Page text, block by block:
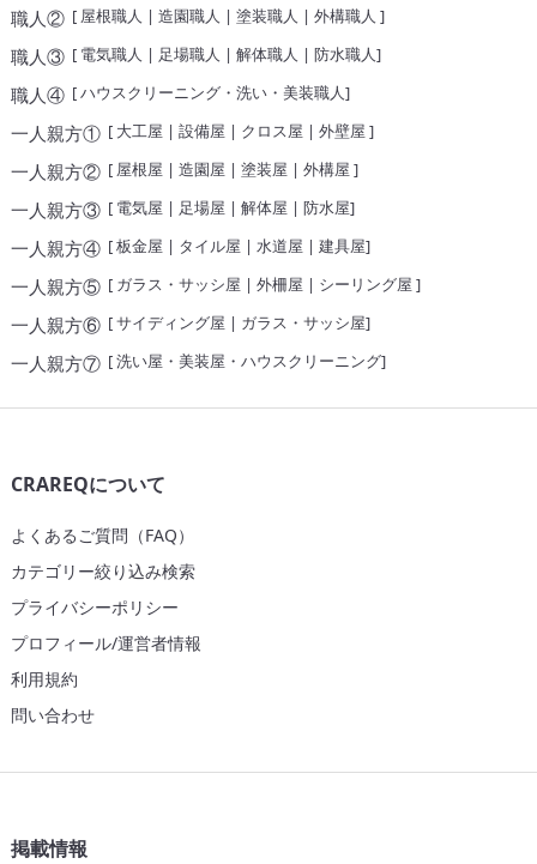
職人②[ 屋根職人 | 造園職人 | 塗装職人 | 外構職人 ]
職人③[ 電気職人 | 足場職人 | 解体職人 | 防水職人]
職人④[ハウスクリーニング・洗い・美装職人]
一人親方①[ 大工屋 | 設備屋 | クロス屋 | 外壁屋 ]
一人親方②[ 屋根屋 | 造園屋 | 塗装屋 | 外構屋 ]
一人親方③[ 電気屋 | 足場屋 | 解体屋 | 防水屋]
一人親方④[板金屋 | タイル屋 | 水道屋 | 建具屋]
一人親方⑤[ ガラス・サッシ屋 | 外柵屋 | シーリング屋 ]
一人親方⑥[サイディング屋 | ガラス・サッシ屋]
一人親方⑦[洗い屋・美装屋・ハウスクリーニング]
CRAREQについて
よくあるご質問（FAQ）
カテゴリー絞り込み検索
プライバシーポリシー
プロフィール/運営者情報
利用規約
問い合わせ
掲載情報